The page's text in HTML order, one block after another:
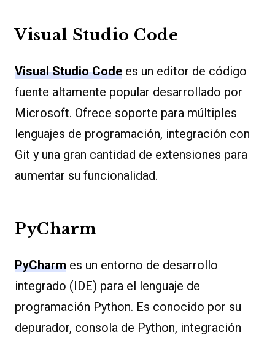
Visual Studio Code
Visual Studio Code es un editor de código
fuente altamente popular desarrollado por
Microsoft. Ofrece soporte para múltiples
lenguajes de programación, integración con
Git y una gran cantidad de extensiones para
aumentar su funcionalidad.
PyCharm
PyCharm es un entorno de desarrollo
integrado (IDE) para el lenguaje de
programación Python. Es conocido por su
depurador, consola de Python, integración